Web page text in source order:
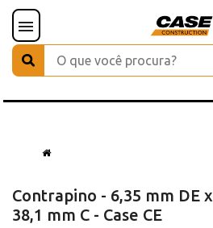
Contrapino - 6,35 mm DE x
38,1 mm C - Case CE